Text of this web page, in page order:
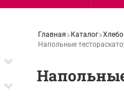
Главная Каталог
Напольные